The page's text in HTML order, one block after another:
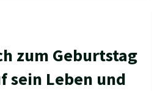
zum Geburtstag
sein Leben und